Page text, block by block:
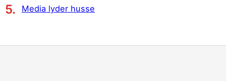
Media lyder husse